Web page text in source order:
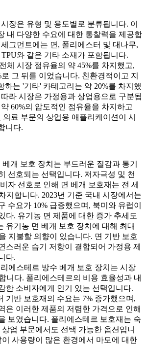
장은 유형 및 용도별로 분류됩니다. 이
내 다양한 ​​수요에 대한 통찰력을 제공합
그먼트에는 면, 폴리에스터 및 대나무,
와 같은 기타 소재가 포함됩니다.
체 시장 점유율의 약 45%를 차지했고,
그 뒤를 이었습니다. 친환경적이고 지
하는 '기타' 카테고리는 약 20%를 차지했
라 시장은 가정용과 상업용으로 구분됩
60%의 압도적인 점유율을 차지하고
료 부문의 상업용 애플리케이션이 시
니다.
개 보호 장치는 부드러운 질감과 통기
선호되는 선택입니다. 저자극성 및 천
자 선호로 인해 면 베개 보호재는 전 세
지합니다. 2023년 기준 국내 시장에서는
수요가 10% 급증했으며, 북미와 유럽이
다. 유기농 면 제품에 대한 증가 추세도
유기농 면 베개 보호 장치에 대해 최대
지불할 의향이 있습니다. 면 기반 보호
스러운 습기 저항이 결합되어 가정용 제
다.
에스테르 방수 베개 보호 장치는 시장
니다. 폴리에스테르의 비용 효율성과 내
한 소비자에게 인기 있는 선택입니다.
기반 보호재의 수요는 7% 증가했으며,
은 이러한 제품의 저렴한 가격으로 인해
보였습니다. 폴리에스테르 보호재는 숙
업 부문에서도 선택 가능한 옵션입니
사용량이 많은 환경에서 마모에 대한